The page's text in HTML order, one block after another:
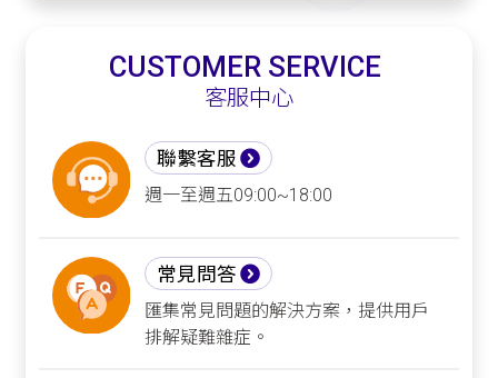
CUSTOMER SERVICE
客服中心
聯繫客服
週一至週五09:00~18:00
常見問答
匯集常見問題的解決方案，提供用戶
排解疑難雜症。